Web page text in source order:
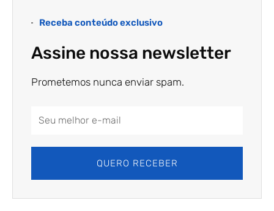
Receba conteúdo exclusivo
Assine nossa newsletter
Prometemos nunca enviar spam.
Email
QUERO RECEBER